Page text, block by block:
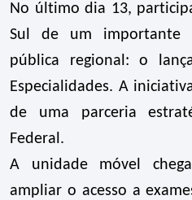
No último dia 13,
Sul de um importante
pública regional: o
Especialidades. A
de uma parceria
Federal.
A unidade móvel
ampliar o acesso a